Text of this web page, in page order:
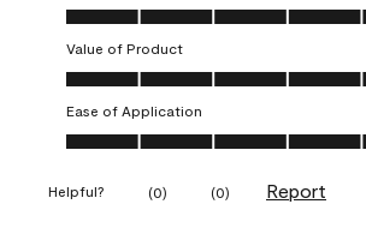
Quality of Product, 5.0 out of 5
Value of Product
Value of Product, 5.0 out of 5
Ease of Application
Ease of Application, 5.0 out of 5
Helpful? (0) (0) Report